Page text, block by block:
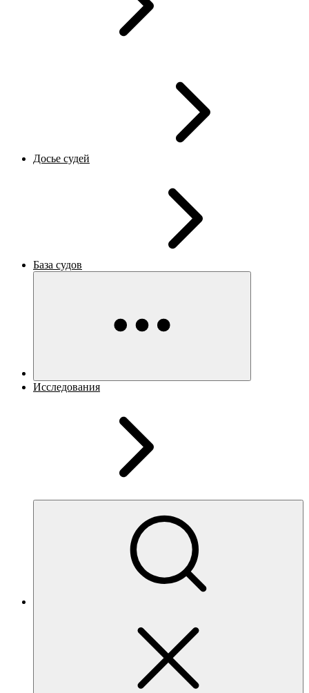
Досье судей
База судов
Исследования